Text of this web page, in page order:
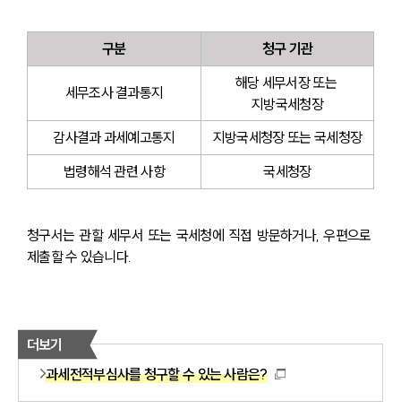
구분 청구 기관
세무조사 결과통지
해당 세무서장 또는
지방국세청장
감사결과 과세예고통지
지방국세청장 또는 국세청장
법령해석 관련 사항
국세청장
청구서는 관할 세무서 또는 국세청에 직접 방문하거나, 우편으로
제출할 수 있습니다.
더보기
과세전적부심사를 청구할 수 있는 사람은?